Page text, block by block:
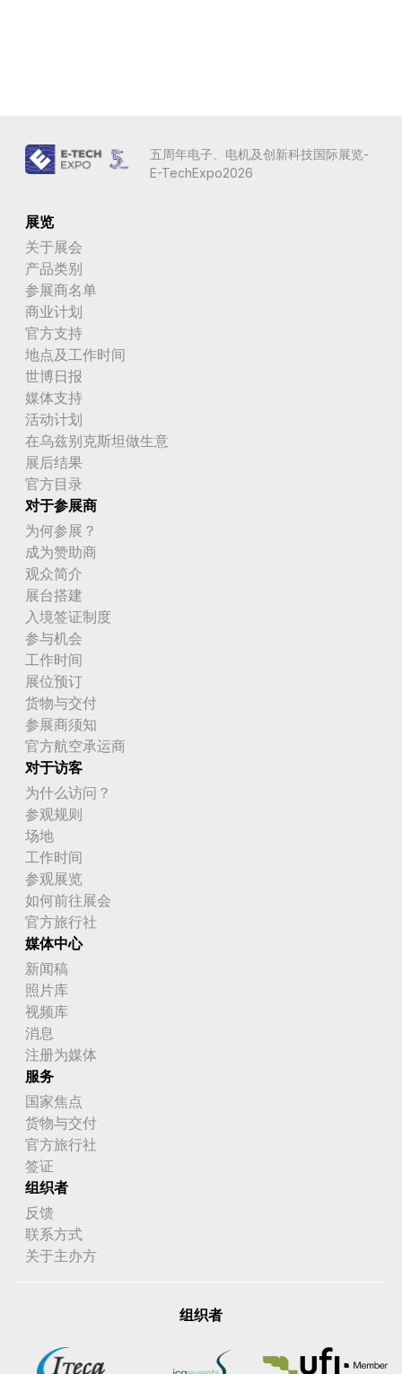
北马其顿
南苏丹
南非
博内尔岛、圣尤斯特歇斯岛和萨巴岛
博茨瓦纳
卡塔尔
卢旺达
卢森堡
印度
印度尼西亚
危地马拉
厄瓜多尔
厄立特里亚
叙利亚
古巴
台湾
史瓦帝尼
吉尔吉斯斯坦
吉布提
哈萨克斯坦
哥伦比亚
哥斯达黎加
喀麦隆
图瓦卢
土库曼斯坦
圣卢西亚
圣基茨和尼维斯
圣多美和普林西比
圣巴泰勒米岛
圣皮埃尔和密克隆群岛
圣诞岛
五周年电子、电机及创新科技国际展览-
E-TechExpo2026
展览
关于展会
产品类别
参展商名单
商业计划
官方支持
地点及工作时间
世博日报
媒体支持
活动计划
在乌兹别克斯坦做生意
展后结果
官方目录
对于参展商
为何参展？
成为赞助商
观众简介
展台搭建
入境签证制度
参与机会
工作时间
展位预订
货物与交付
参展商须知
官方航空承运商
对于访客
为什么访问？
参观规则
场地
工作时间
参观展览
如何前往展会
官方旅行社
媒体中心
新闻稿
照片库
视频库
消息
注册为媒体
服务
国家焦点
货物与交付
官方旅行社
签证
组织者
反馈
联系方式
关于主办方
组织者